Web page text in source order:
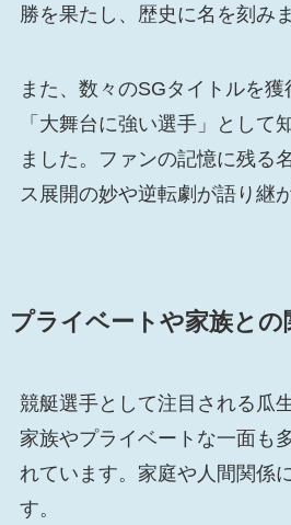
勝を果たし、歴史に名を刻み
また、数々のSGタイトルを
「大舞台に強い選手」として
ました。ファンの記憶に残る
ス展開の妙や逆転劇が語り継
プライベートや家族との
競艇選手として注目される瓜
家族やプライベートな一面も
れています。家庭や人間関係
す。